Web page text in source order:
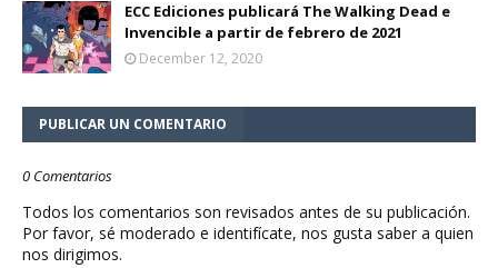
ECC Ediciones publicará The Walking Dead e
Invencible a partir de febrero de 2021
December 12, 2020
PUBLICAR UN COMENTARIO
0 Comentarios
Todos los comentarios son revisados antes de su publicación.
Por favor, sé moderado e identifícate, nos gusta saber a quien
nos dirigimos.